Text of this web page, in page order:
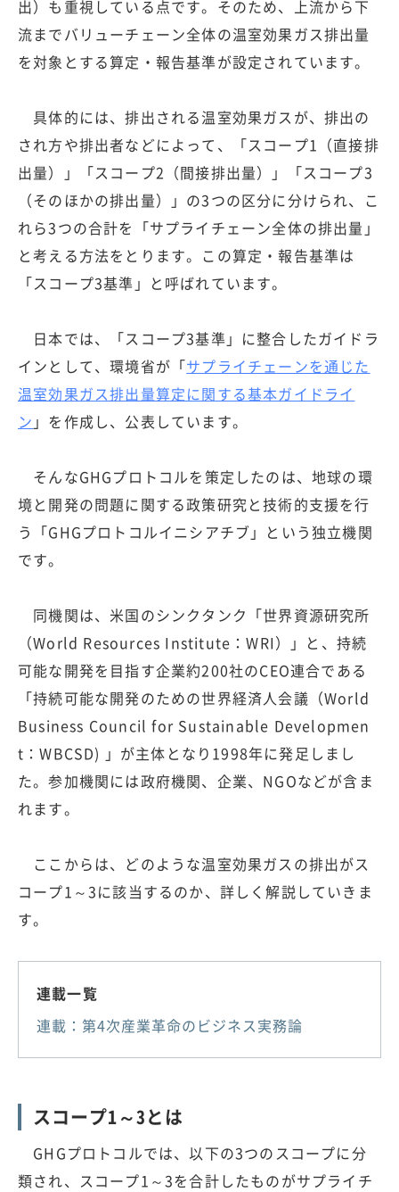
出）も重視している点です。そのため、上流から下
流までバリューチェーン全体の温室効果ガス排出量
を対象とする算定・報告基準が設定されています。
具体的には、排出される温室効果ガスが、排出の
され方や排出者などによって、「スコープ1（直接排
出量）」「スコープ2（間接排出量）」「スコープ3
（そのほかの排出量）」の3つの区分に分けられ、こ
れら3つの合計を「サプライチェーン全体の排出量」
と考える方法をとります。この算定・報告基準は
「スコープ3基準」と呼ばれています。
日本では、「スコープ3基準」に整合したガイドラ
インとして、環境省が「サプライチェーンを通じた
温室効果ガス排出量算定に関する基本ガイドライ
ン 」を作成し、公表しています。
そんなGHGプロトコルを策定したのは、地球の環
境と開発の問題に関する政策研究と技術的支援を行
う「GHGプロトコルイニシアチブ」という独立機関
です。
同機関は、米国のシンクタンク「世界資源研究所
（World Resources Institute：WRI）」と、持続
可能な開発を目指す企業約200社のCEO連合である
「持続可能な開発のための世界経済人会議（World
Business Council for Sustainable Developmen
t：WBCSD) 」が主体となり1998年に発足しまし
た。参加機関には政府機関、企業、NGOなどが含ま
れます。
ここからは、どのような温室効果ガスの排出がス
コープ1～3に該当するのか、詳しく解説していきま
す。
連載一覧
連載：第4次産業革命のビジネス実務論
スコープ1～3とは
GHGプロトコルでは、以下の3つのスコープに分
類され、スコープ1～3を合計したものがサプライチ